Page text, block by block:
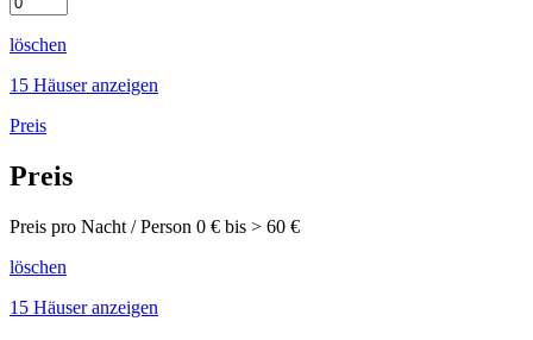
löschen
15 Häuser anzeigen
Preis
Preis
Preis pro Nacht / Person 0 € bis > 60 €
löschen
15 Häuser anzeigen